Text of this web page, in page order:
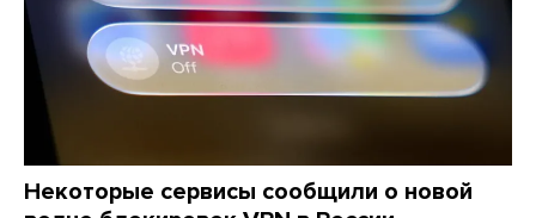
Некоторые сервисы сообщили о новой